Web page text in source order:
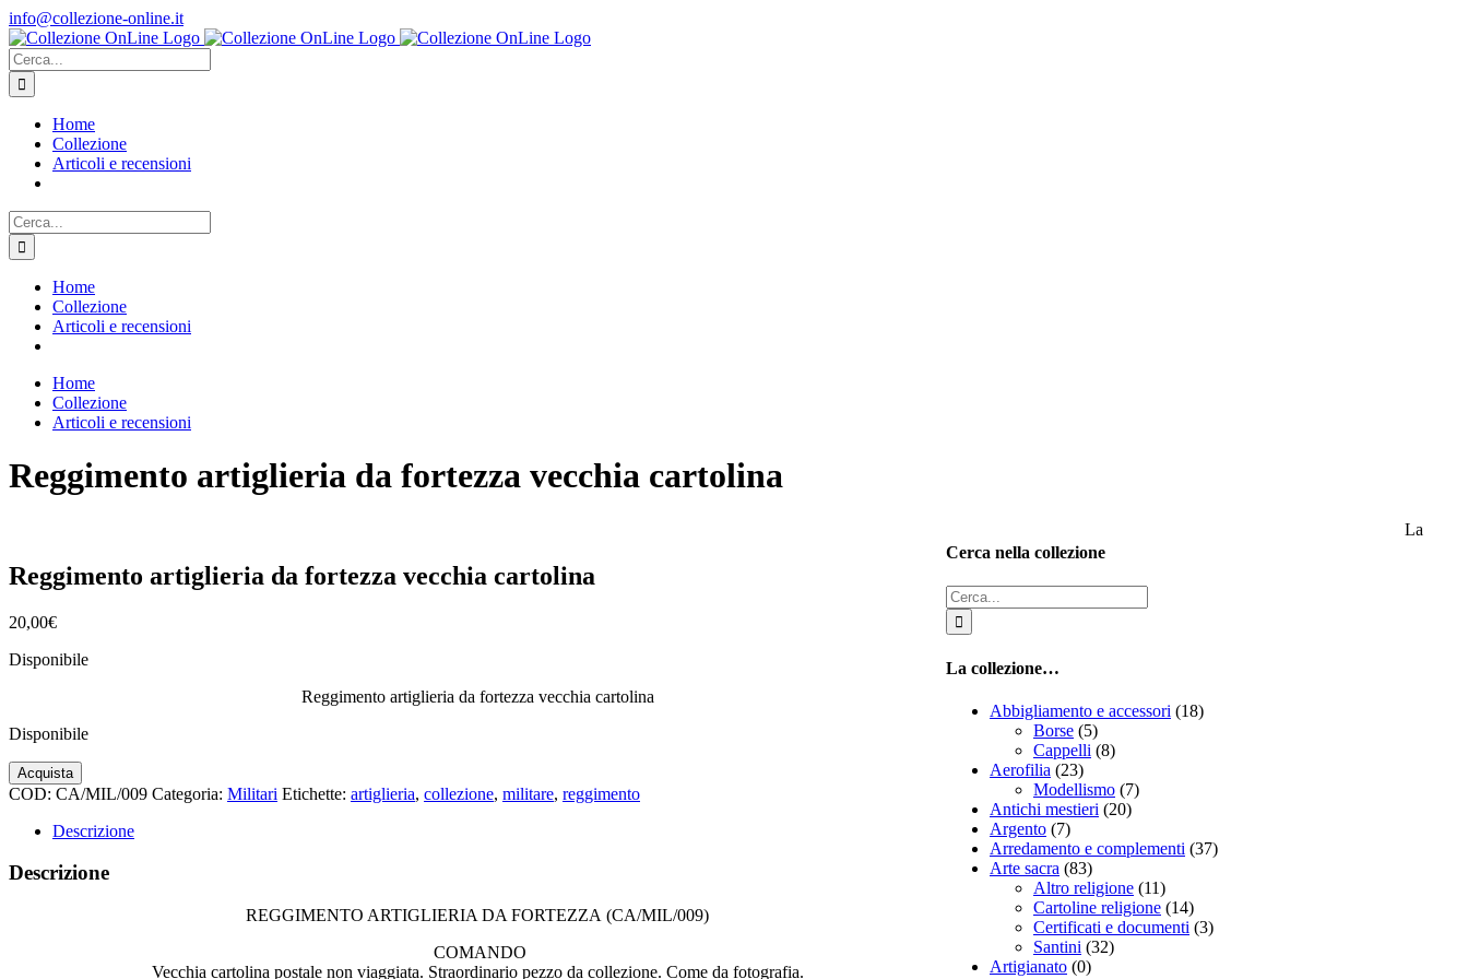
Salta
al
contenuto
info@collezione-online.it
Cerca
per:
Home
Collezione
Articoli e recensioni
Cerca
per:
Home
Collezione
Articoli e recensioni
Home
Collezione
Articoli e recensioni
Reggimento artiglieria da fortezza vecchia cartolina
Reggimento artiglieria da fortezza vecchia cartolina
20,00€
Disponibile
Reggimento artiglieria da fortezza vecchia cartolina
Disponibile
Reggimento
artiglieria
fortezza
cartolina
Acquista
COD: CA/MIL/009 Categoria: Militari Etichette: artiglieria, collezione, militare, reggimento
Descrizione
Descrizione
REGGIMENTO ARTIGLIERIA DA FORTEZZA (CA/MIL/009)
COMANDO
Vecchia cartolina postale non viaggiata. Straordinario pezzo da collezione. Come da fotografia.
Cerca nella collezione
Cerca
per:
La collezione…
Abbigliamento e accessori (18)
Borse (5)
Cappelli (8)
Aerofilia (23)
Modellismo (7)
Antichi mestieri (20)
Argento (7)
Arredamento e complementi (37)
Arte sacra (83)
Altro religione (11)
Cartoline religione (14)
Certificati e documenti (3)
Santini (32)
Artigianato (0)
La